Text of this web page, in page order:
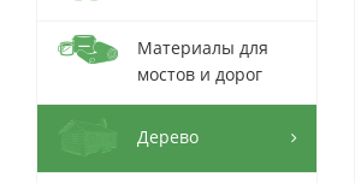
Материалы для
мостов и дорог
Дерево